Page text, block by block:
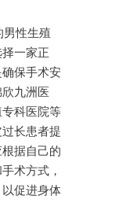
男性生殖
一家正
保手术安
九洲医
科医院等
长患者提
据自己的
术方式，
促进身体